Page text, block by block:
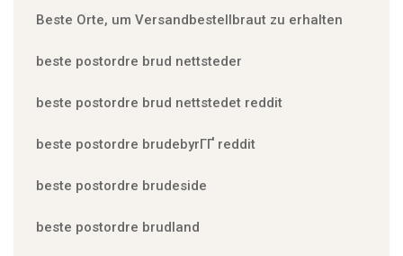
Beste Orte, um Versandbestellbraut zu erhalten
beste postordre brud nettsteder
beste postordre brud nettstedet reddit
beste postordre brudebyrГҐ reddit
beste postordre brudeside
beste postordre brudland